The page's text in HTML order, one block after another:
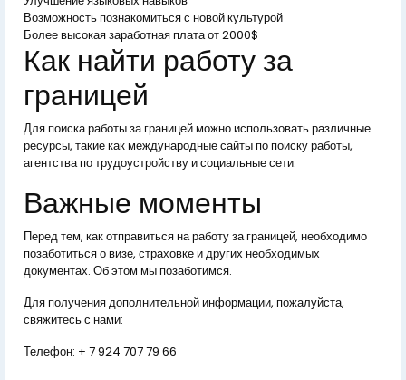
Возможность познакомиться с новой культурой
Более высокая заработная плата от 2000$
Как найти работу за
границей
Для поиска работы за границей можно использовать различные
ресурсы, такие как международные сайты по поиску работы,
агентства по трудоустройству и социальные сети.
Важные моменты
Перед тем, как отправиться на работу за границей, необходимо
позаботиться о визе, страховке и других необходимых
документах. Об этом мы позаботимся.
Для получения дополнительной информации, пожалуйста,
свяжитесь с нами:
Телефон: + 7 924 707 79 66